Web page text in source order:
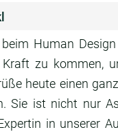
Human
zu kommen,
heute einen
Sie ist nicht nur
in unserer